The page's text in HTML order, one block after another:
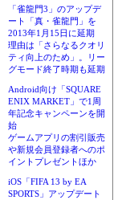
「雀龍門3」のアップデ
ート「真・雀龍門」を
2013年1月15日に延期
理由は「さらなるクオリ
ティ向上のため」。リー
グモード終了時期も延期
Android向け「SQUARE
ENIX MARKET」で1周
年記念キャンペーンを開
始
ゲームアプリの割引販売
や新規会員登録者へのポ
イントプレゼントほか
iOS「FIFA 13 by EA
SPORTS」アップデート